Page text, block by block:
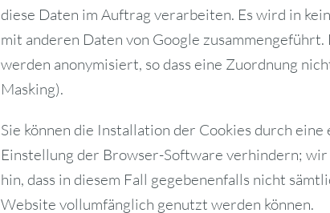
diese Daten im Auftrag verarbeiten. Es wird in
mit anderen Daten von Google zusammengeführt.
werden anonymisiert, so dass eine Zuordnung
Masking).
Sie können die Installation der Cookies durch eine
Einstellung der Browser-Software verhindern; wir
hin, dass in diesem Fall gegebenenfalls nicht
Website vollumfänglich genutzt werden können.